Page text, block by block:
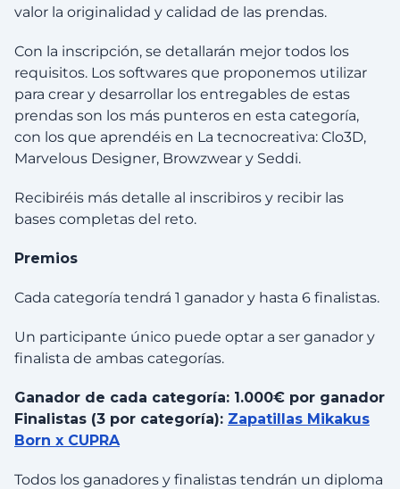
valor la originalidad y calidad de las prendas.
Con la inscripción, se detallarán mejor todos los
requisitos. Los softwares que proponemos utilizar
para crear y desarrollar los entregables de estas
prendas son los más punteros en esta categoría,
con los que aprendéis en La tecnocreativa: Clo3D,
Marvelous Designer, Browzwear y Seddi.
Recibiréis más detalle al inscribiros y recibir las
bases completas del reto.
Premios
Cada categoría tendrá 1 ganador y hasta 6 finalistas.
Un participante único puede optar a ser ganador y
finalista de ambas categorías.
Ganador de cada categoría: 1.000€ por ganador
Finalistas (3 por categoría): Zapatillas Mikakus
Born x CUPRA
Todos los ganadores y finalistas tendrán un diploma